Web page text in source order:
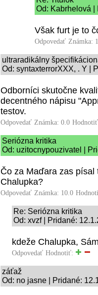
Od: Kabrhelová |
Však furt je to
Odpovedať Známka:
ultraradikálny
Od: syntaxterrorXXX, . Y |
Odborníci skutočne
decentného nápisu
testov.
Odpovedať Známka: 0.0
Seriózna kritika
Od: uzitocnypouzivatel |
Čo za Maďara zas písal
Chalupka?
Odpovedať Známka: 10.0
Re: Seriózna kritika
Od: xvzf | Pridané:
kdeže Chalupka,
Odpovedať Hodnotiť:
záťaž
Od: no jasne | Pridané: